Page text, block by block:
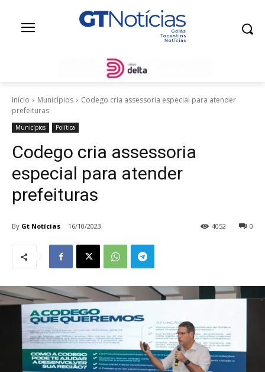
Início Municípios
Codego cria assessoria especial para atender
prefeituras
Municípios Política
Codego cria assessoria
especial para atender
prefeituras
By Gt Notícias 16/10/2023 0
4052